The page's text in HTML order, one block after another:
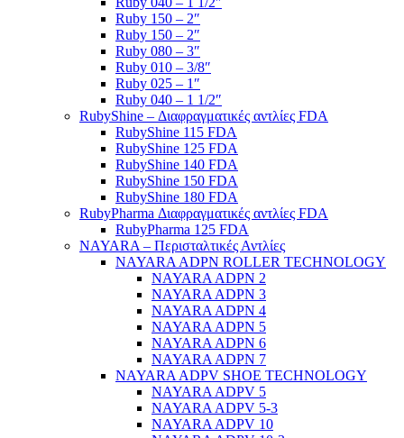
Ruby 150 – 2″
Ruby 150 – 2″
Ruby 080 – 3″
Ruby 010 – 3/8″
Ruby 025 – 1″
Ruby 040 – 1 1/2″
RubyShine – Διαφραγματικές αντλίες FDA
RubyShine 115 FDA
RubyShine 125 FDA
RubyShine 140 FDA
RubyShine 150 FDA
RubyShine 180 FDA
RubyPharma Διαφραγματικές αντλίες FDA
RubyPharma 125 FDA
NAYARA – Περισταλτικές Αντλίες
NAYARA ADPN ROLLER TECHNOLOGY
NAYARA ADPN 2
NAYARA ADPN 3
NAYARA ADPN 4
NAYARA ADPN 5
NAYARA ADPN 6
NAYARA ADPN 7
NAYARA ADPV SHOE TECHNOLOGY
NAYARA ADPV 5
NAYARA ADPV 5-3
NAYARA ADPV 10